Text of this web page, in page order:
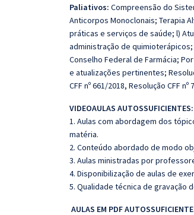
Paliativos: Compreensão do
Anticorpos Monoclonais; Terapia
práticas e serviços de saúde; l)
administração de quimioterápicos;
Conselho Federal de Farmácia;
e atualizações pertinentes;
CFF nº 661/2018, Resolução CFF
VIDEOAULAS AUTOSSUFICIENTES:
1. Aulas com abordagem dos
matéria.
2. Conteúdo abordado de modo
3. Aulas ministradas por
4. Disponibilização de aulas de
5. Qualidade técnica de gravação
AULAS EM PDF